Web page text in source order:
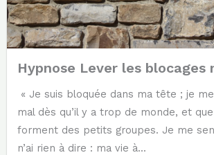
Hypnose Lever les blocages
« Je suis bloquée dans ma tête ; je
mal dès qu’il y a trop de monde, et
forment des petits groupes. Je me
n’ai rien à dire : ma vie à...